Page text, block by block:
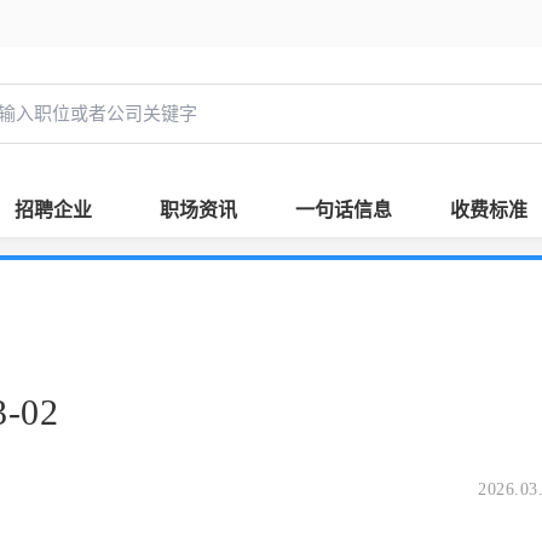
招聘企业 职场资讯 一句话信息 收费标准
02